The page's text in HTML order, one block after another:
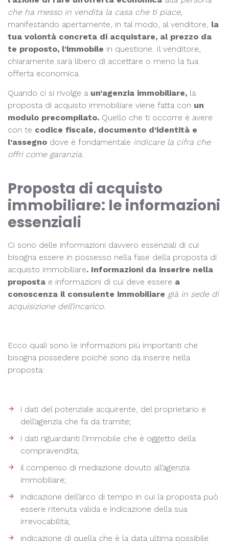
che ha messo in vendita la casa che ti piace,
manifestando apertamente, in tal modo, al venditore, la
tua volontà concreta di acquistare, al prezzo da
te proposto, l’immobile in questione. Il venditore,
chiaramente sarà libero di accettare o meno la tua
offerta economica.
Quando ci si rivolge a un’agenzia immobiliare, la
proposta di acquisto immobiliare viene fatta con un
modulo precompilato. Quello che ti occorre è avere
con te codice fiscale, documento d’identità e
l’assegno dove è fondamentale indicare la cifra che
offri come garanzia.
Proposta di acquisto
immobiliare: le informazioni
essenziali
Ci sono delle informazioni davvero essenziali di cui
bisogna essere in possesso nella fase della proposta di
acquisto immobiliare. Informazioni da inserire nella
proposta e informazioni di cui deve essere a
conoscenza il consulente immobiliare già in sede di
acquisizione dell’incarico.
Ecco quali sono le informazioni più importanti che
bisogna possedere poiché sono da inserire nella
proposta:
i dati del potenziale acquirente, del proprietario e
dell’agenzia che fa da tramite;
i dati riguardanti l’immobile che è oggetto della
compravendita;
il compenso di mediazione dovuto all’agenzia
immobiliare;
indicazione dell’arco di tempo in cui la proposta può
essere ritenuta valida e indicazione della sua
irrevocabilità;
indicazione di quella che è la data ultima possibile